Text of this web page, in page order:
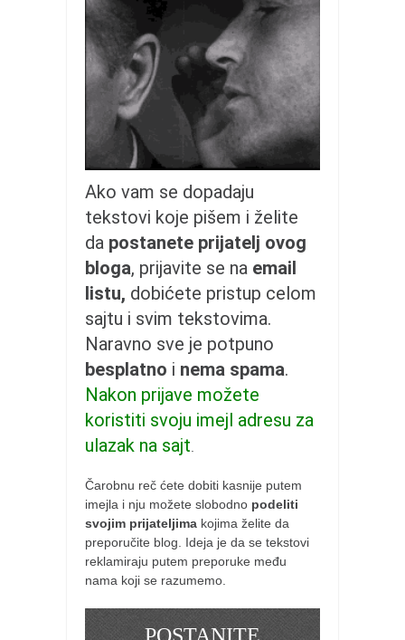
članarina
kontakt
besplatna e-knjiga
termini treninga
kontakt
Ako vam se dopadaju
tekstovi koje pišem i želite
da postanete prijatelj ovog
bloga, prijavite se na email
listu, dobićete pristup celom
sajtu i svim tekstovima.
Naravno sve je potpuno
besplatno i nema spama.
Nakon prijave možete
koristiti svoju imejl adresu za
ulazak na sajt
Čarobnu reč ćete dobiti kasnije putem
imejla i nju možete slobodno podeliti
svojim prijateljima kojima želite da
preporučite blog. Ideja je da se tekstovi
reklamiraju putem preporuke među
nama koji se razumemo.
POSTANITE